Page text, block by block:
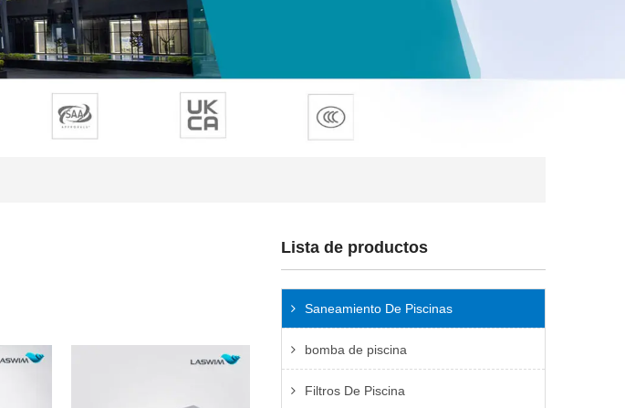
Lista de productos
Saneamiento De Piscinas
bomba de piscina
Filtros De Piscina